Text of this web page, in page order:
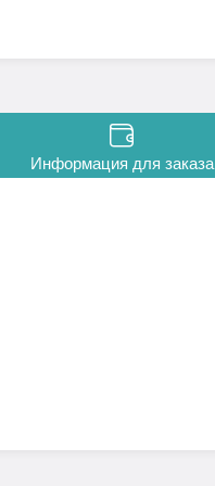
Информация для заказа